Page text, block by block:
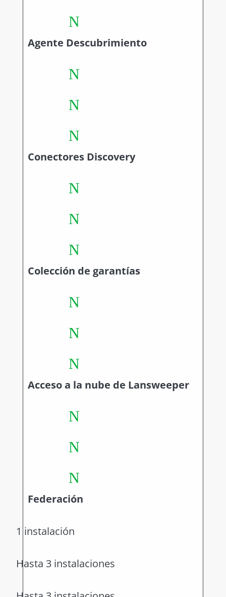
N
Agente Descubrimiento
N
N
N
Conectores Discovery
N
N
N
Colección de garantías
N
N
N
Acceso a la nube de Lansweeper
N
N
N
Federación
1 instalación
Hasta 3 instalaciones